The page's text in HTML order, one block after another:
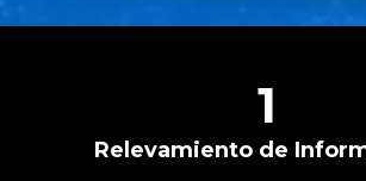
1
Relevamiento de